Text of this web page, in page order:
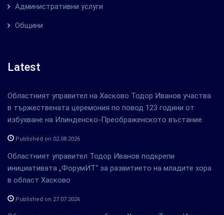
Административни услуги
Общини
Latest
Областният управител на Хасково Тодор Иванов участва
в тържествената церемония по повод 123 години от
избухване на Илинденско-Преображенското въстание
Published on 02.08.2026
Областният управител Тодор Иванов подкрепи
инициативата „ФорумИТ“ за развитието на младите хора
в област Хасково
Published on 27.07.2026